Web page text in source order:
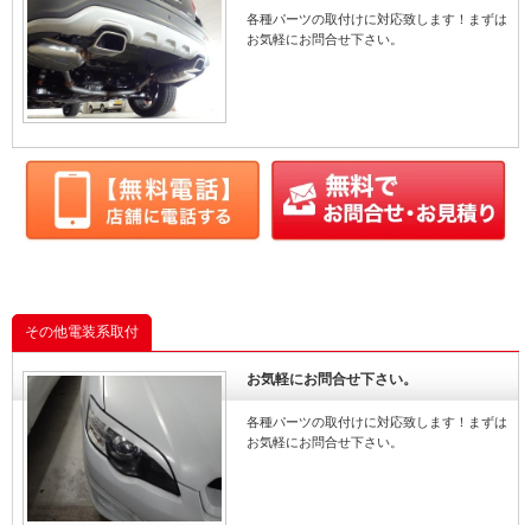
各種パーツの取付けに対応致します！まずは
お気軽にお問合せ下さい。
その他電装系取付
お気軽にお問合せ下さい。
各種パーツの取付けに対応致します！まずは
お気軽にお問合せ下さい。